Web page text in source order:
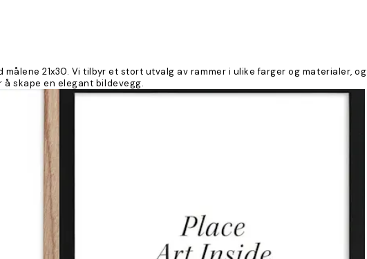
21x30. Vi tilbyr et stort utvalg av rammer i ulike farger og materialer,
å skape en elegant bildevegg.